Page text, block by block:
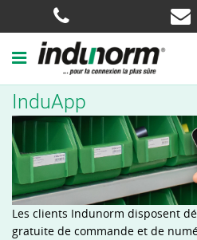
InduApp
Les clients Indunorm disposent
gratuite de commande et de